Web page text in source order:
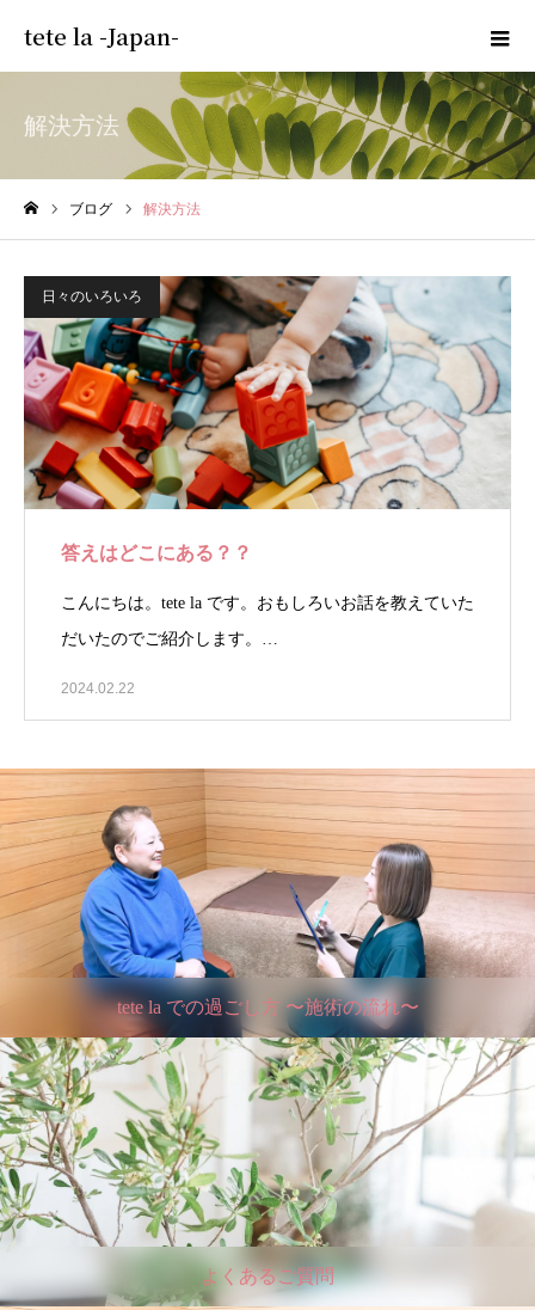
tete la -Japan-
解決方法
ブログ 解決方法
日々のいろいろ
答えはどこにある？？
こんにちは。tete la です。おもしろいお話を教えていた
だいたのでご紹介します。…
2024.02.22
tete la での過ごし方 〜施術の流れ〜
よくあるご質問